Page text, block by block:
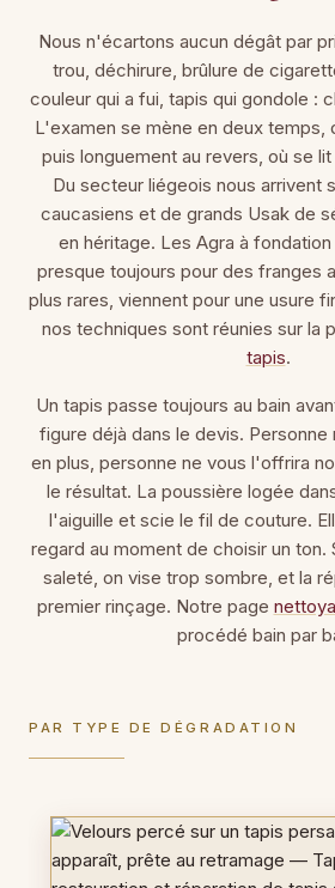
Nous n'écartons aucun dégât par
trou, déchirure, brûlure de
couleur qui a fui, tapis qui gondole :
L'examen se mène en deux temps,
puis longuement au revers, où se
Du secteur liégeois nous arrivent
caucasiens et de grands Usak de
en héritage. Les Agra à
presque toujours pour des franges
plus rares, viennent pour une usure
nos techniques sont réunies sur la
tapis.
Un tapis passe toujours au bain
figure déjà dans le devis.
en plus, personne ne vous l'offrira
le résultat. La poussière logée
l'aiguille et scie le fil de couture.
regard au moment de choisir un ton.
saleté, on vise trop sombre, et la
premier rinçage. Notre page
procédé bain par
PAR TYPE DE DÉGRADATION